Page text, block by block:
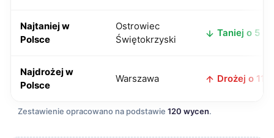
Najtaniej w
Polsce
Ostrowiec
Świętokrzyski
Taniej o 5 zł
Najdrożej w
Polsce
Warszawa Drożej o 11 zł
Zestawienie opracowano na podstawie 120 wycen.